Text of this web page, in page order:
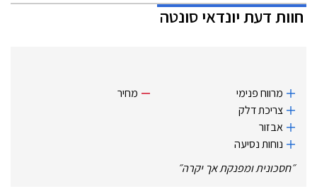
חוות דעתיונדאי סונטה
מרווח פנימי
צריכת דלק
אבזור
נוחות נסיעה
מחיר
״חסכונית ומפנקת אך יקרה״